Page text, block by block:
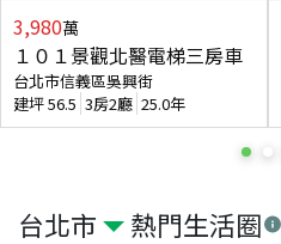
台北市 熱門生活圈
3,980萬
１０１景觀北醫電梯三房車
台北市信義區吳興街
建坪56.5 3房2廳 25.0年